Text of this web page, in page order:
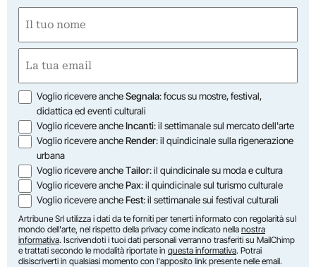
(Obbligatorio)
Nome
(Obbligatorio)
Opzioni
Voglio ricevere ancheSegnala: focus su mostre, festival,
didattica ed eventi culturali
Voglio ricevere ancheIncanti: il settimanale sul mercato dell'arte
Voglio ricevere ancheRender: il quindicinale sulla rigenerazione
urbana
Voglio ricevere ancheTailor: il quindicinale su moda e cultura
Voglio ricevere anchePax: il quindicinale sul turismo culturale
Voglio ricevere ancheFest: il settimanale sui festival culturali
Artribune Srl utilizza i dati da te forniti per tenerti informato con regolarità sul
mondo dell'arte, nel rispetto della privacy come indicato nella nostra
informativa. Iscrivendoti i tuoi dati personali verranno trasferiti su MailChimp
e trattati secondo le modalità riportate in questa informativa. Potrai
disiscriverti in qualsiasi momento con l'apposito link presente nelle email.